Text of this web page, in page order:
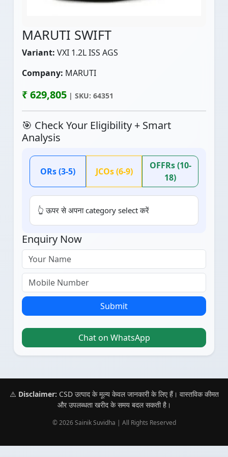
MARUTI SWIFT
Variant: VXI 1.2L ISS AGS
Company: MARUTI
₹ 629,805 | SKU: 64351
🎯 Check Your Eligibility + Smart
Analysis
ORs (3-5) JCOs (6-9)
OFFRs (10-
18)
👆 ऊपर से अपना category select करें
Enquiry Now
Submit
Chat on WhatsApp
⚠️ Disclaimer: CSD उत्पाद के मूल्य केवल जानकारी के लिए हैं। वास्तविक कीमत
और उपलब्धता खरीद के समय बदल सकती है।
© 2026 Sainik Suvidha | All Rights Reserved